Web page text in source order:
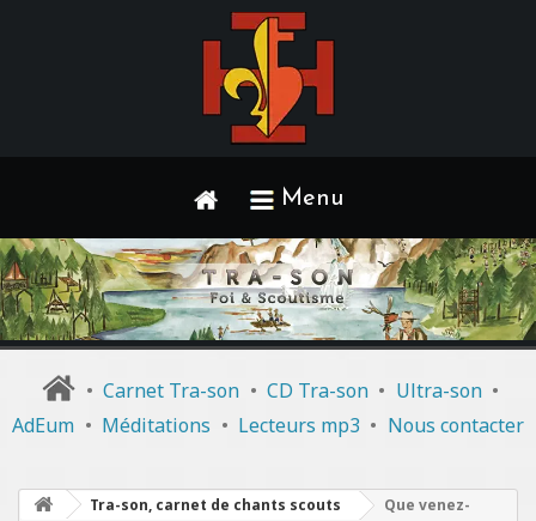
Menu
• Carnet Tra-son • CD Tra-son • Ultra-son •
AdEum • Méditations • Lecteurs mp3 • Nous contacter
Tra-son, carnet de chants scouts
Que venez-